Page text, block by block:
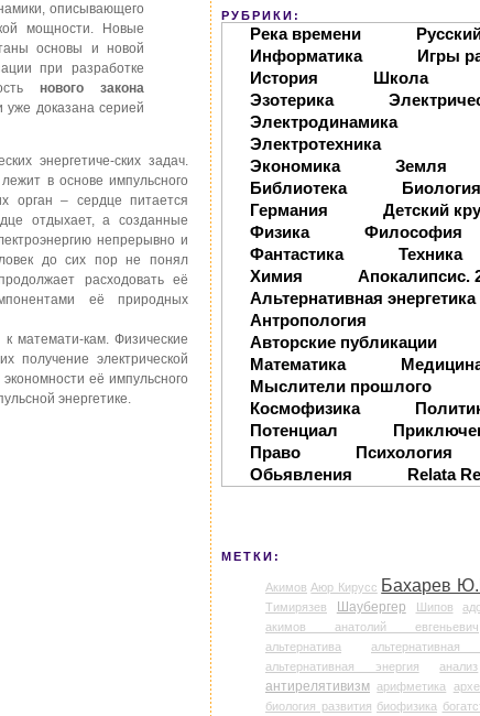
описывающего
мощности. Новые
основы и новой
при разработке
нового закона
уже доказана серией
энергетиче-ских задач.
в основе импульсного
орган – сердце питается
отдыхает, а созданные
непрерывно и
до сих пор не понял
расходовать её
её природных
математи-кам. Физические
получение электрической
её импульсного
энергетике.
РУБРИКИ:
Река времени
Информатика
Игры
История
Школа
Эзотерика
Электродинамика
Электротехника
Экономика
Земля
Библиотека
Биология
Германия
Детский
Физика
Философия
Фантастика
Техника
Химия
Апокалипсис.
Альтернативная энергетика
Антропология
Авторские публикации
Математика
Мыслители прошлого
Космофизика
Потенциал
Право
Психология
Обьявления
Relata
МЕТКИ:
Акимов Аюр Кирусс Бахарев
Тимирязев
Шаубергер Шипов
акимов анатолий евгеньевич
альтернатива
альтернативная
альтернативная энергия
анализ
антирелятивизм арифметика
биология развития биофизика